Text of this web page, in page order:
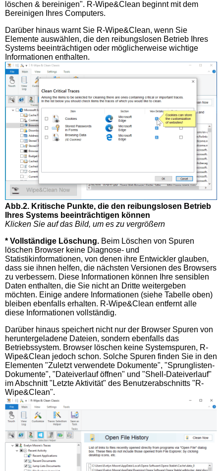
löschen & bereinigen". R-Wipe&Clean beginnt mit dem
Bereinigen Ihres Computers.
Darüber hinaus warnt Sie R-Wipe&Clean, wenn Sie
Elemente auswählen, die den reibungslosen Betrieb Ihres
Systems beeinträchtigen oder möglicherweise wichtige
Informationen enthalten.
Abb.2. Kritische Punkte, die den reibungslosen Betrieb
Ihres Systems beeinträchtigen können
Klicken Sie auf das Bild, um es zu vergrößern
* Vollständige Löschung. Beim Löschen von Spuren
löschen Browser keine Diagnose- und
Statistikinformationen, von denen ihre Entwickler glauben,
dass sie ihnen helfen, die nächsten Versionen des Browsers
zu verbessern. Diese Informationen können Ihre sensiblen
Daten enthalten, die Sie nicht an Dritte weitergeben
möchten. Einige andere Informationen (siehe Tabelle oben)
bleiben ebenfalls erhalten. R-Wipe&Clean entfernt alle
diese Informationen vollständig.
Darüber hinaus speichert nicht nur der Browser Spuren von
heruntergeladene Dateien, sondern ebenfalls das
Betriebssystem. Browser löschen keine Systemspuren, R-
Wipe&Clean jedoch schon. Solche Spuren finden Sie in den
Elementen "Zuletzt verwendete Dokumente", "Sprunglisten-
Dokumente", "Dateiverlauf öffnen" und "Shell-Dateiverlauf"
im Abschnitt "Letzte Aktivität" des Benutzerabschnitts "R-
Wipe&Clean".